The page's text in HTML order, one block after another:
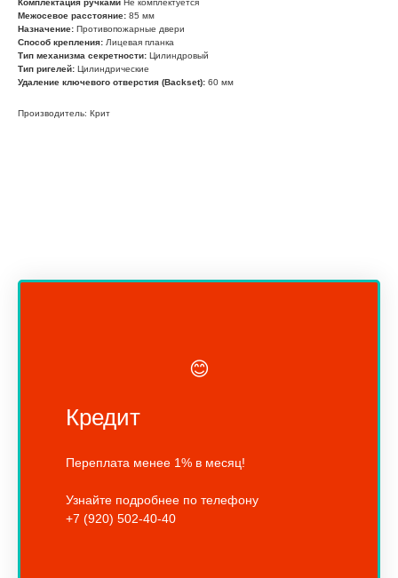
Комплектация ручками Не комплектуется
Межосевое расстояние: 85 мм
Назначение: Противопожарные двери
Способ крепления: Лицевая планка
Тип механизма секретности: Цилиндровый
Тип ригелей: Цилиндрические
Удаление ключевого отверстия (Backset): 60 мм
Производитель: Крит
😊
Кредит
Переплата менее 1% в месяц!
Узнайте подробнее по телефону
+7 (920) 502-40-40